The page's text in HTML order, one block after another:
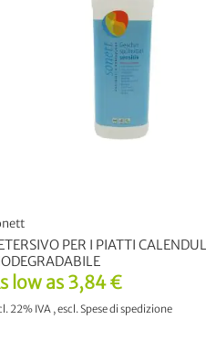
low as 3,84 €
22% IVA ,escl.Spese di spedizione
PER I PIATTI